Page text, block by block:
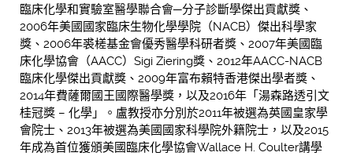
臨床化學和實驗室醫學聯合會─分子診斷學傑出貢獻獎、
2006年美國國家臨床生物化學學院（NACB）傑出科學家
獎、2006年裘槎基金會優秀醫學科研者獎、2007年美國臨
床化學協會（AACC）Sigi Ziering獎、2012年AACC-NACB
臨床化學傑出貢獻獎、2009年富布賴特香港傑出學者獎、
2014年費薩爾國王國際醫學獎，以及2016年「湯森路透引文
桂冠獎 – 化學」。盧教授亦分別於2011年被選為英國皇家學
會院士、2013年被選為美國國家科學院外籍院士，以及2015
年成為首位獲頒美國臨床化學協會Wallace H. Coulter講學